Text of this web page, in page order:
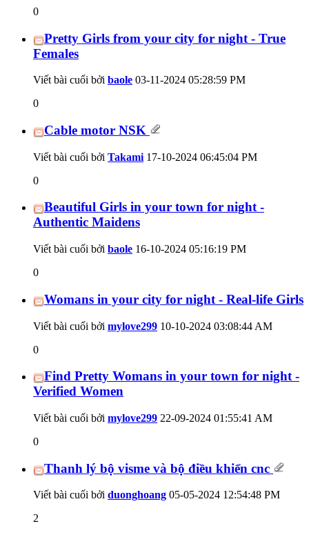
0
Pretty Girls from your city for night - True
Females
Viết bài cuối bởi baole 03-11-2024 05:28:59 PM
0
Cable motor NSK
Viết bài cuối bởi Takami 17-10-2024 06:45:04 PM
0
Beautiful Girls in your town for night -
Authentic Maidens
Viết bài cuối bởi baole 16-10-2024 05:16:19 PM
0
Womans in your city for night - Real-life Girls
Viết bài cuối bởi mylove299 10-10-2024 03:08:44 AM
0
Find Pretty Womans in your town for night -
Verified Women
Viết bài cuối bởi mylove299 22-09-2024 01:55:41 AM
0
Thanh lý bộ visme và bộ điều khiển cnc
Viết bài cuối bởi duonghoang 05-05-2024 12:54:48 PM
2